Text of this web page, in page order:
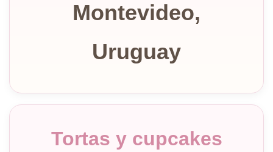
Montevideo,
Uruguay
Tortas y cupcakes